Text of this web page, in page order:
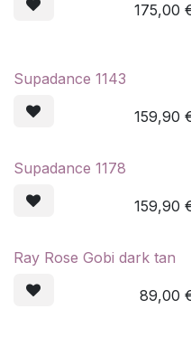
175,00
Supadance 1143
159,90
Supadance 1178
159,90
Ray Rose Gobi dark tan
89,00